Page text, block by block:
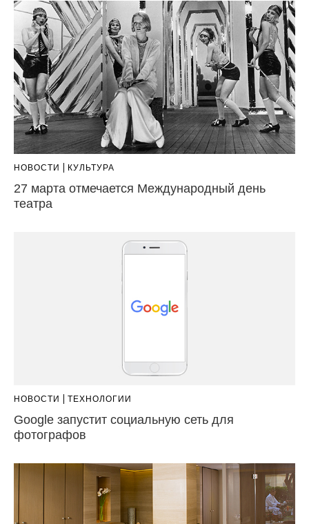
НОВОСТИ КУЛЬТУРА
27 марта отмечается Международный день
театра
НОВОСТИ ТЕХНОЛОГИИ
Google запустит социальную сеть для
фотографов